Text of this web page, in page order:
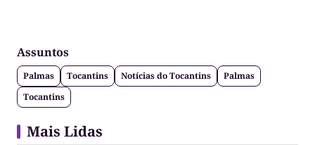
Assuntos
Palmas Tocantins Notícias do Tocantins
Palmas
Tocantins
Mais Lidas